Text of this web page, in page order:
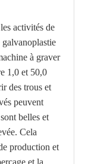
activités de
à graver
1,0 et 50,0
des trous et
peuvent
belles et
Cela
production et
et la